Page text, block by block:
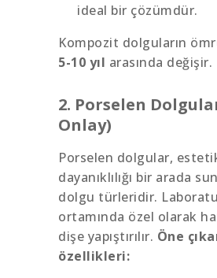
ideal bir çözümdür.
Kompozit dolguların
5-10 yıl arasında değişir.
2. Porselen
Onlay)
Porselen dolgular,
dayanıklılığı bir arada
dolgu türleridir.
ortamında özel olarak
dişe yapıştırılır. Öne
özellikleri: